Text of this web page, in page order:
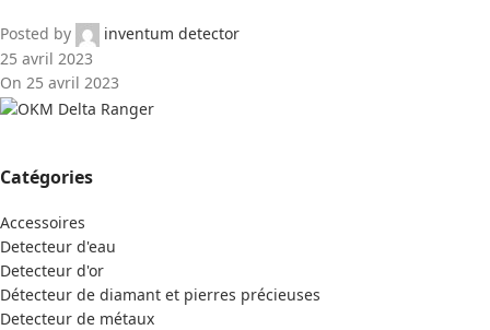
Posted by
inventum detector
25 avril 2023
On 25 avril 2023
Catégories
Accessoires
Detecteur d'eau
Detecteur d'or
Détecteur de diamant et pierres précieuses
Detecteur de métaux